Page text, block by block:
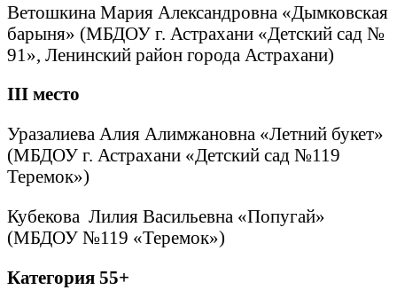
Ветошкина Мария Александровна «Дымковская
барыня» (МБДОУ г. Астрахани «Детский сад №
91», Ленинский район города Астрахани)
III место
Уразалиева Алия Алимжановна «Летний букет»
(МБДОУ г. Астрахани «Детский сад №119
Теремок»)
Кубекова Лилия Васильевна «Попугай»
(МБДОУ №119 «Теремок»)
Категория 55+